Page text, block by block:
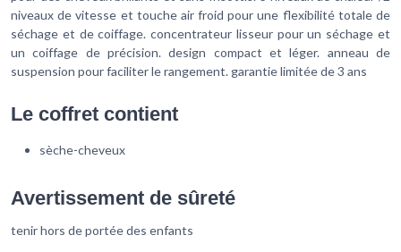
niveaux de vitesse et touche air froid pour une flexibilité totale de
séchage et de coiffage. concentrateur lisseur pour un séchage et
un coiffage de précision. design compact et léger. anneau de
suspension pour faciliter le rangement. garantie limitée de 3 ans
Le coffret contient
sèche-cheveux
Avertissement de sûreté
tenir hors de portée des enfants